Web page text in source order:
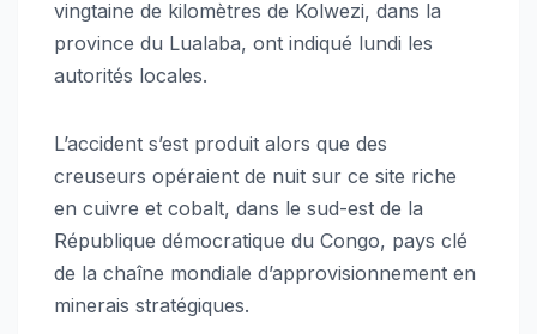
vingtaine de kilomètres de Kolwezi, dans la
province du Lualaba, ont indiqué lundi les
autorités locales.
L’accident s’est produit alors que des
creuseurs opéraient de nuit sur ce site riche
en cuivre et cobalt, dans le sud-est de la
République démocratique du Congo, pays clé
de la chaîne mondiale d’approvisionnement en
minerais stratégiques.